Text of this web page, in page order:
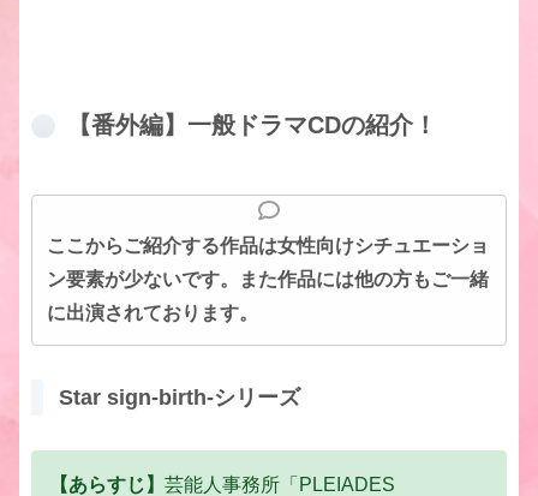
【番外編】一般ドラマCDの紹介！
ここからご紹介する作品は女性向けシチュエーショ
ン要素が少ないです。
また作品には他の方もご一緒
に出演されております。
Star sign-birth-シリーズ
【あらすじ】 芸能人事務所「PLEIADES